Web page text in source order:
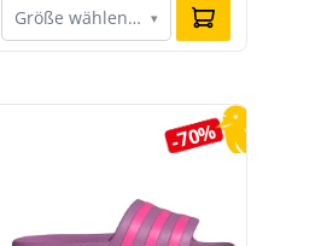
Größe wählen… ▾
-70%